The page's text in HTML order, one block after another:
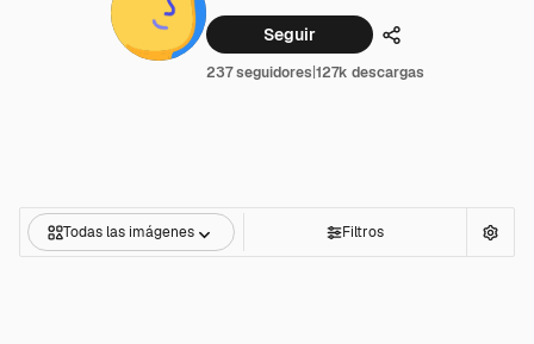
Seguir Compartir
237 seguidores|127k descargas
Todas las imágenes Filtros